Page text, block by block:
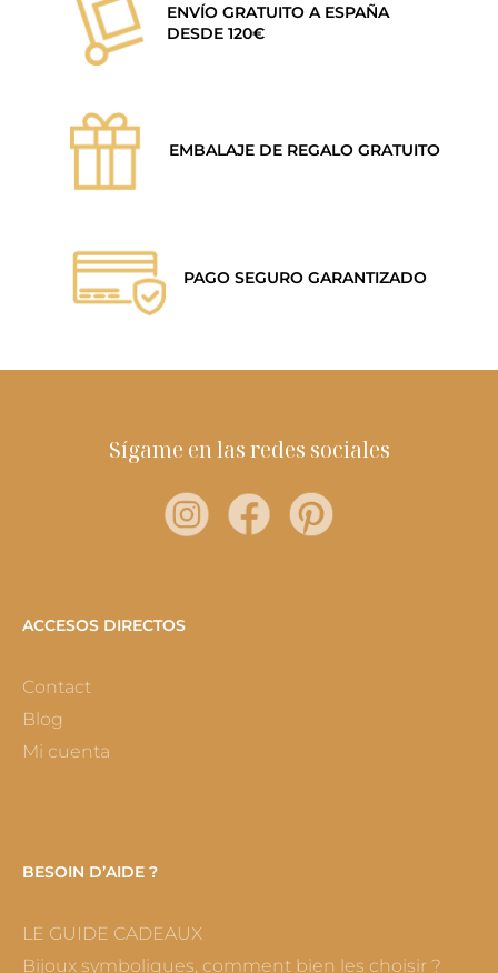
ENVÍO GRATUITO A ESPAÑA
DESDE 120€
EMBALAJE DE REGALO GRATUITO
PAGO SEGURO GARANTIZADO
Sígame en las redes sociales
ACCESOS DIRECTOS
Contact
Blog
Mi cuenta
BESOIN D’AIDE ?
LE GUIDE CADEAUX
Bijoux symboliques, comment bien les choisir ?